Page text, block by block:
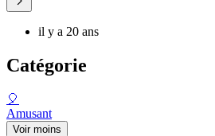
il y a 20 ans
Catégorie
🎈
Amusant
Voir moins